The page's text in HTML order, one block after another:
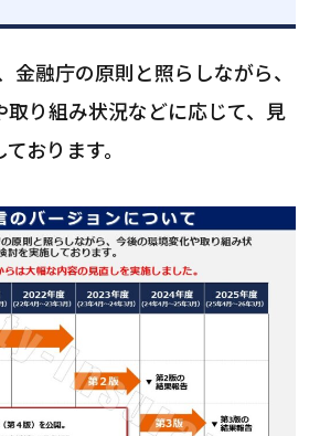
金融庁の原則と照らしながら、
取り組み状況などに応じて、見
おります。